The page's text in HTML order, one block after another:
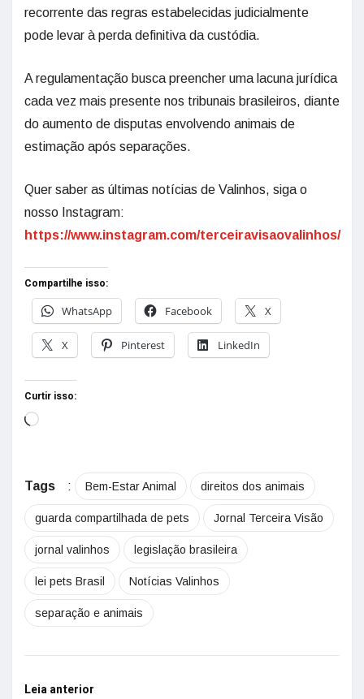
recorrente das regras estabelecidas judicialmente
pode levar à perda definitiva da custódia.
A regulamentação busca preencher uma lacuna jurídica
cada vez mais presente nos tribunais brasileiros, diante
do aumento de disputas envolvendo animais de
estimação após separações.
Quer saber as últimas notícias de Valinhos, siga o
nosso Instagram:
https://www.instagram.com/terceiravisaovalinhos/
Compartilhe isso:
WhatsApp
Facebook X
X Pinterest LinkedIn
Curtir isso:
Tags : Bem-Estar Animal direitos dos animais
guarda compartilhada de pets Jornal Terceira Visão
jornal valinhos legislação brasileira
lei pets Brasil Notícias Valinhos
separação e animais
Leia anterior